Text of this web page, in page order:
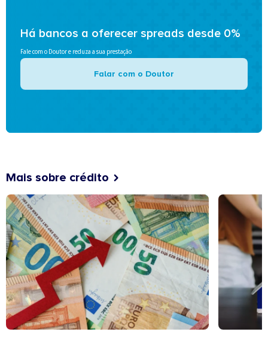
Há bancos a oferecer spreads desde 0%
Fale com o Doutor e reduza a sua prestação
Falar com o Doutor
Mais sobre crédito